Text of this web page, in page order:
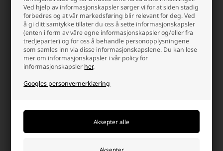
Ved hjelp av informasjonskapsler sørger vi for at siden stadig
forbedres og at vår markedsføring blir relevant for deg. Ved
å gi ditt samtykke tillater du oss å sette informasjonskapsler
(enten i form av våre egne informasjonskapsler og/eller fra
tredjeparter) og for oss å behandle personopplysningene
som samles inn via disse informasjonskapslene. Du kan lese
mer om informasjonskapsler i vår policy for
informasjonskapsler her.
Googles personvernerklæring
avbryte aktiviteten.
Ubegrenset synlighet:Snorkelsettet består typisk av en
maske med en klar linse som gir deg klar og ubegrenset
synlighet under vann. Dette gjør det mulig å observere livet i
havet, korallrev og andre undervannsscenarier med optimal
sikt.
Lengre undervannsopplevelser:Ved å bruke et
snorkelsett kan du forlenge tiden under vann uten å måtte
for lengre og mer intense undervannsopplevelser uten
forbindelse til overflaten, noe som øker sikkerheten. Dette er
spesielt verdifullt når du utforsker åpent vann eller dykker
dypere, da snorkelsettet fungerer som en livline som letter